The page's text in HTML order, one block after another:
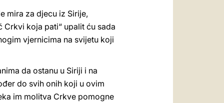
mira za djecu iz Sirije,
koja pati“ upalit ću sada
vjernicima na svijetu koji
da ostanu u Siriji i na
do svih onih koji u ovim
im molitva Crkve pomogne